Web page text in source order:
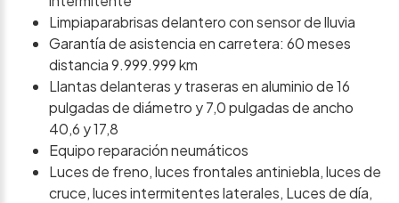
Limpiaparabrisas delantero con sensor de lluvia
Garantía de asistencia en carretera: 60 meses
distancia 9.999.999 km
Llantas delanteras y traseras en aluminio de 16
pulgadas de diámetro y 7,0 pulgadas de ancho
40,6 y 17,8
Equipo reparación neumáticos
Luces de freno, luces frontales antiniebla, luces de
cruce, luces intermitentes laterales, Luces de día,